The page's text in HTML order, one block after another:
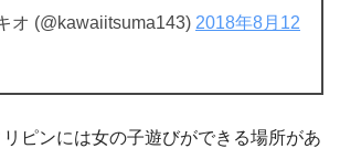
オ (@kawaiitsuma143) 2018年8月12
ピンには女の子遊びができる場所があ